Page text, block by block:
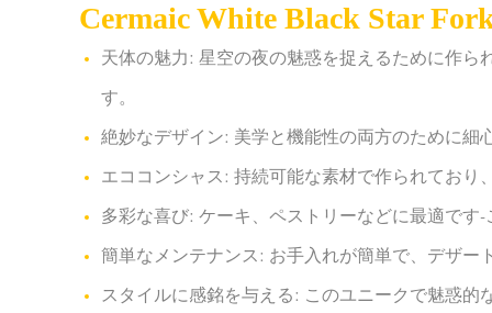
Cermaic White Black Star
天体の魅力: 星空の夜の魅惑を捉えるために作
す。
絶妙なデザイン: 美学と機能性の両方のために細
エココンシャス: 持続可能な素材で作られてお
多彩な喜び: ケーキ、ペストリーなどに最適です
簡単なメンテナンス: お手入れが簡単で、デザー
スタイルに感銘を与える: このユニークで魅惑